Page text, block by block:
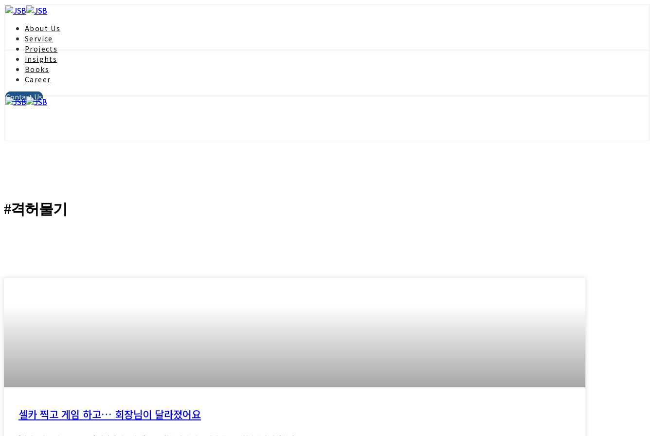
About Us
Service
Projects
Insights
Books
Career
Contact Us
#격허물기
셀카 찍고 게임 하고… 회장님이 달라졌어요